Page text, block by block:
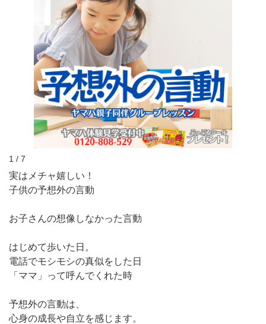
1 / 7
実はメチャ嬉しい！
子供の予想外の言動
お子さんの想像しなかった言動
はじめて歩いた日。
電話でモシモシの真似をした日
「ママ」って呼んでくれた時
予想外の言動は、
心身の成長や自立を感じます。